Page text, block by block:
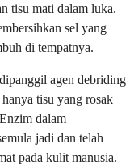
tisu mati dalam luka.
sel yang
di tempatnya.
agen debriding
tisu yang rosak
dalam
jadi dan telah
pada kulit manusia.